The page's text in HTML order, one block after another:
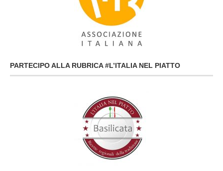
PARTECIPO ALLA RUBRICA #L’ITALIA NEL PIATTO